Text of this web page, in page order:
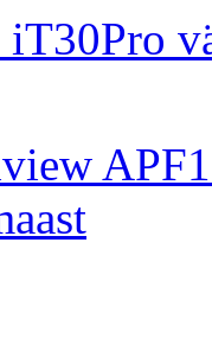
iT30Pro